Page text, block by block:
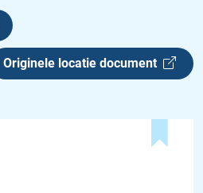
Originele locatie document